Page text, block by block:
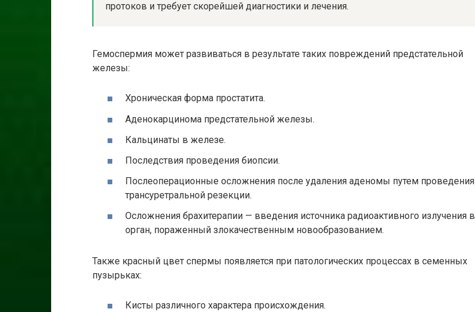
протоков и требует скорейшей диагностики и лечения.
Гемоспермия может развиваться в результате таких повреждений предстательной
железы:
Хроническая форма простатита.
Аденокарцинома предстательной железы.
Кальцинаты в железе.
Последствия проведения биопсии.
Послеоперационные осложнения после удаления аденомы путем проведения
трансуретральной резекции.
Осложнения брахитерапии — введения источника радиоактивного излучения в
орган, пораженный злокачественным новообразованием.
Также красный цвет спермы появляется при патологических процессах в семенных
пузырьках:
Кисты различного характера происхождения.